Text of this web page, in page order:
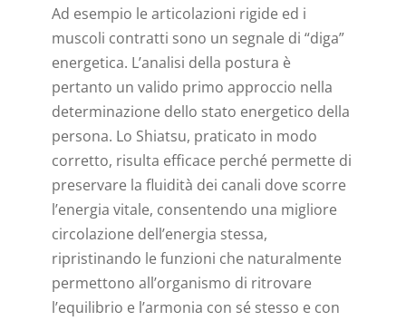
Ad esempio le articolazioni rigide ed i
muscoli contratti sono un segnale di “diga”
energetica. L’analisi della postura è
pertanto un valido primo approccio nella
determinazione dello stato energetico della
persona. Lo Shiatsu, praticato in modo
corretto, risulta efficace perché permette di
preservare la fluidità dei canali dove scorre
l’energia vitale, consentendo una migliore
circolazione dell’energia stessa,
ripristinando le funzioni che naturalmente
permettono all’organismo di ritrovare
l’equilibrio e l’armonia con sé stesso e con